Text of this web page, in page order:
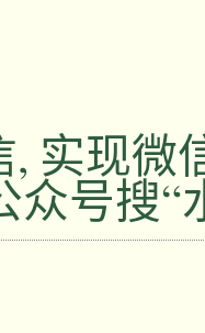
实现微
众号搜“